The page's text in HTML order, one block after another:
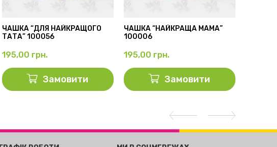
ЧАШКА “ДЛЯ НАЙКРАЩОГО
ТАТА” 100056
195,00 грн.
Замовити
ЧАШКА “НАЙКРАЩА МАМА”
100006
195,00 грн.
Замовити